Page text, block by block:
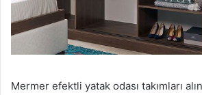
Mermer efektli yatak odası takımları